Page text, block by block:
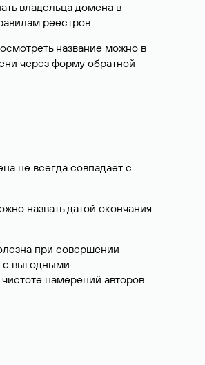
владельца домена в
реестров.
название можно в
через форму обратной
не всегда совпадает с
назвать датой окончания
при совершении
с выгодными
намерений авторов